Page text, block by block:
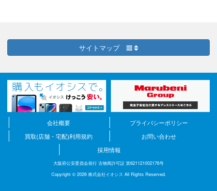
サイトマップ
会社概要
プライバシーポリシー
買取(店舗・宅配)利用規約
お問い合わせ
採用情報
大阪府公安委員会発行 古物商許可証 第621121002176号
Copyright © 2026 株式会社イオシス All Rights Reserved.